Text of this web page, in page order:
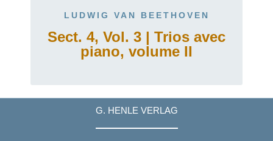
LUDWIG VAN BEETHOVEN
Sect. 4, Vol. 3 | Trios avec
piano, volume II
G. HENLE VERLAG